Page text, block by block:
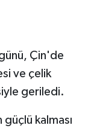
Çin'de
ve çelik
geriledi.
kalması